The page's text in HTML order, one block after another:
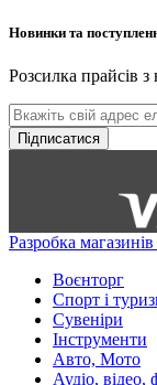
Новинки та
Розсилка прайсів
Підписатися
Разробка
Воєнторг
Спорт і
Сувеніри
Інструменти
Авто, Мото
Аудіо, відео,